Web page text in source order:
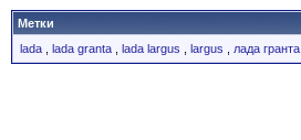
Метки
lada
lada granta lada largus largus лада гранта